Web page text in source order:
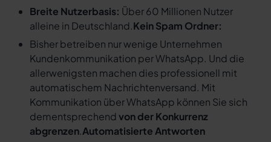
Breite Nutzerbasis: Über 60 Millionen Nutzer
alleine in Deutschland.Kein Spam Ordner:
Bisher betreiben nur wenige Unternehmen
Kundenkommunikation per WhatsApp. Und die
allerwenigsten machen dies professionell mit
automatischem Nachrichtenversand. Mit
Kommunikation über WhatsApp können Sie sich
dementsprechendvon der Konkurrenz
abgrenzen.Automatisierte Antworten